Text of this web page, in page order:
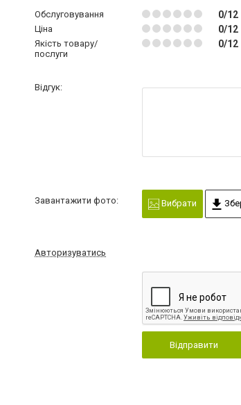
Обслуговування 0/12
Ціна 0/12
Якість товару/
послуги
0/12
Відгук:
Завантажити фото: Вибрати
Авторизуватись
Відправити